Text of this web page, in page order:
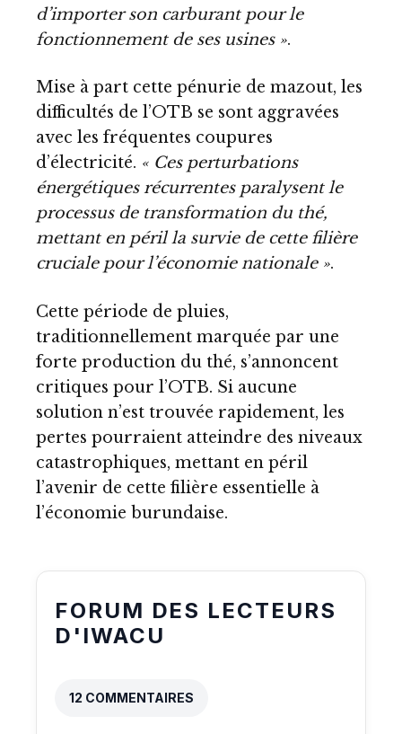
d’importer son carburant pour le
fonctionnement de ses usines ».
Mise à part cette pénurie de mazout, les
difficultés de l’OTB se sont aggravées
avec les fréquentes coupures
d’électricité. « Ces perturbations
énergétiques récurrentes paralysent le
processus de transformation du thé,
mettant en péril la survie de cette filière
cruciale pour l’économie nationale ».
Cette période de pluies,
traditionnellement marquée par une
forte production du thé, s’annoncent
critiques pour l’OTB. Si aucune
solution n’est trouvée rapidement, les
pertes pourraient atteindre des niveaux
catastrophiques, mettant en péril
l’avenir de cette filière essentielle à
l’économie burundaise.
FORUM DES LECTEURS
D'IWACU
12 COMMENTAIRES